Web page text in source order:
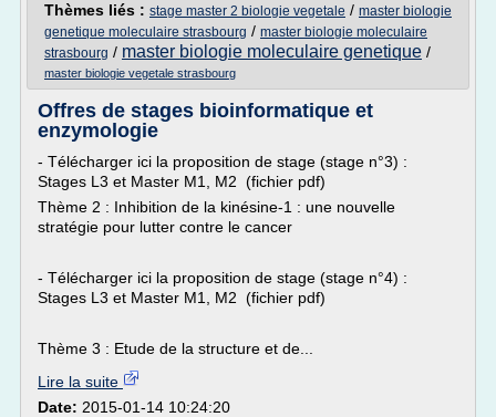
Thèmes liés : stage master 2 biologie vegetale / master biologie
genetique moleculaire strasbourg / master biologie moleculaire
strasbourg / master biologie moleculaire genetique /
master biologie vegetale strasbourg
Offres de stages bioinformatique et
enzymologie
- Télécharger ici la proposition de stage (stage n°3) :
Stages L3 et Master M1, M2 (fichier pdf)
Thème 2 : Inhibition de la kinésine-1 : une nouvelle
stratégie pour lutter contre le cancer
- Télécharger ici la proposition de stage (stage n°4) :
Stages L3 et Master M1, M2 (fichier pdf)
Thème 3 : Etude de la structure et de...
Lire la suite
Date: 2015-01-14 10:24:20